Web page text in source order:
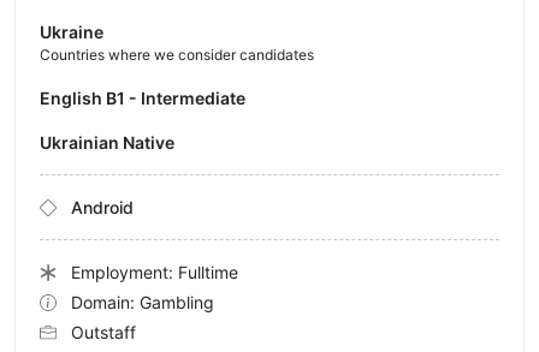
Ukraine
Countries where we consider candidates
English B1 - Intermediate
Ukrainian Native
Android
Employment: Fulltime
Domain: Gambling
Outstaff